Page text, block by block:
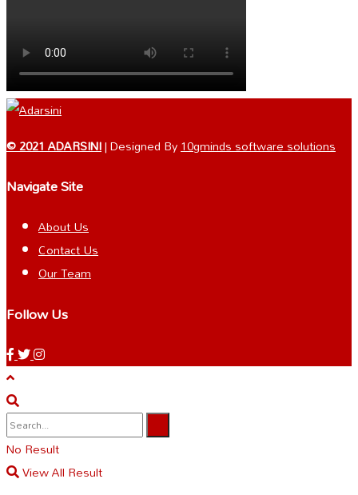
© 2021 ADARSINI| Designed By10gminds software solutions
Navigate Site
About Us
Contact Us
Our Team
Follow Us
No Result
View All Result